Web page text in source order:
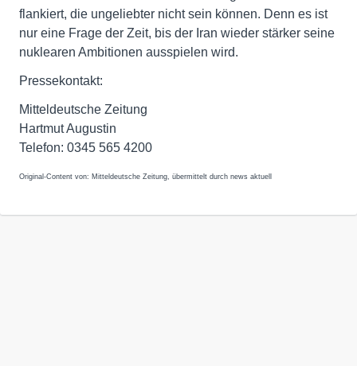
flankiert, die ungeliebter nicht sein können. Denn es ist
nur eine Frage der Zeit, bis der Iran wieder stärker seine
nuklearen Ambitionen ausspielen wird.
Pressekontakt:
Mitteldeutsche Zeitung
Hartmut Augustin
Telefon: 0345 565 4200
Original-Content von: Mitteldeutsche Zeitung, übermittelt durch news aktuell